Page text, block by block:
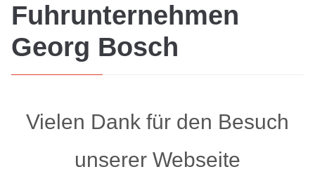
Fuhrunternehmen
Georg Bosch
Vielen Dank für den Besuch
unserer Webseite